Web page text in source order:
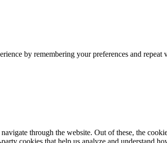
by remembering your preferences and
through the website. Out of these, the
cookies that help us analyze and understand